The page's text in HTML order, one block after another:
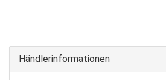
Händlerinformationen